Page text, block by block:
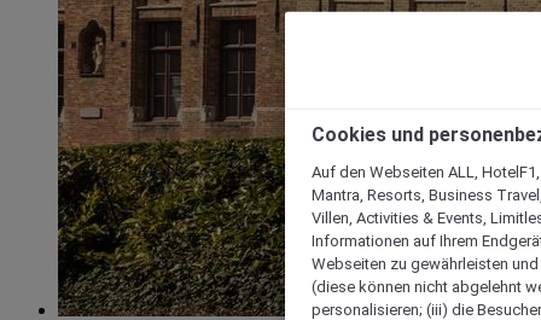
Cookies und
Auf den Webseiten ALL,
Mantra, Resorts, Business
Villen, Activities & Events,
Informationen auf Ihrem
Webseiten zu gewährleisten
(diese können nicht abgelehnt
personalisieren; (iii) die